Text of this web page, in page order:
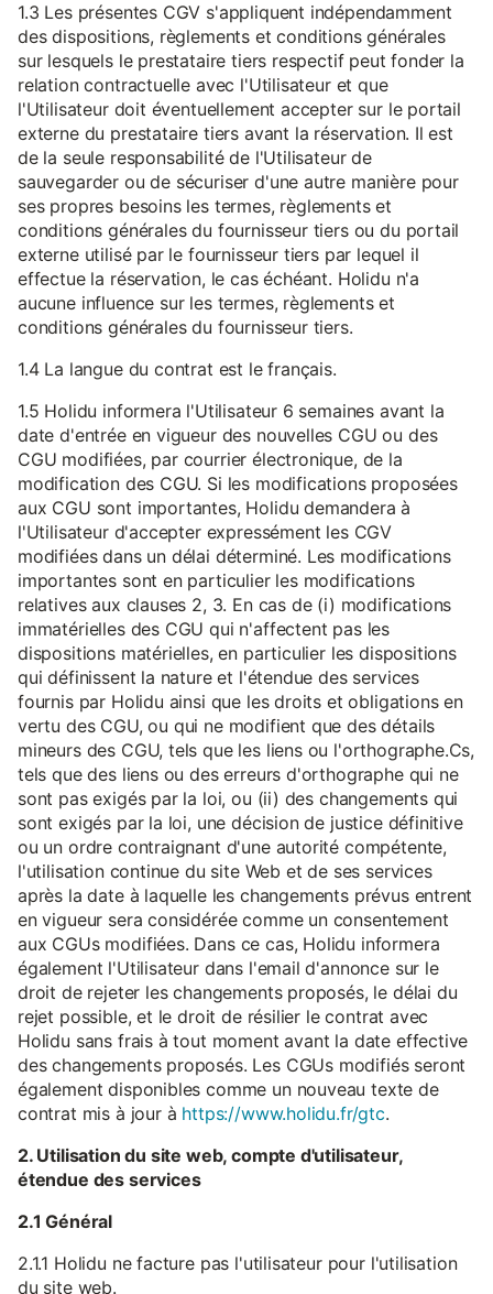
1.3 Les présentes CGV s'appliquent indépendamment
des dispositions, règlements et conditions générales
sur lesquels le prestataire tiers respectif peut fonder la
relation contractuelle avec l'Utilisateur et que
l'Utilisateur doit éventuellement accepter sur le portail
externe du prestataire tiers avant la réservation. Il est
de la seule responsabilité de l'Utilisateur de
sauvegarder ou de sécuriser d'une autre manière pour
ses propres besoins les termes, règlements et
conditions générales du fournisseur tiers ou du portail
externe utilisé par le fournisseur tiers par lequel il
effectue la réservation, le cas échéant. Holidu n'a
aucune influence sur les termes, règlements et
conditions générales du fournisseur tiers.
1.4 La langue du contrat est le français.
1.5 Holidu informera l'Utilisateur 6 semaines avant la
date d'entrée en vigueur des nouvelles CGU ou des
CGU modifiées, par courrier électronique, de la
modification des CGU. Si les modifications proposées
aux CGU sont importantes, Holidu demandera à
l'Utilisateur d'accepter expressément les CGV
modifiées dans un délai déterminé. Les modifications
importantes sont en particulier les modifications
relatives aux clauses 2, 3. En cas de (i) modifications
immatérielles des CGU qui n'affectent pas les
dispositions matérielles, en particulier les dispositions
qui définissent la nature et l'étendue des services
fournis par Holidu ainsi que les droits et obligations en
vertu des CGU, ou qui ne modifient que des détails
mineurs des CGU, tels que les liens ou l'orthographe.Cs,
tels que des liens ou des erreurs d'orthographe qui ne
sont pas exigés par la loi, ou (ii) des changements qui
sont exigés par la loi, une décision de justice définitive
ou un ordre contraignant d'une autorité compétente,
l'utilisation continue du site Web et de ses services
après la date à laquelle les changements prévus entrent
en vigueur sera considérée comme un consentement
aux CGUs modifiées. Dans ce cas, Holidu informera
également l'Utilisateur dans l'email d'annonce sur le
droit de rejeter les changements proposés, le délai du
rejet possible, et le droit de résilier le contrat avec
Holidu sans frais à tout moment avant la date effective
des changements proposés. Les CGUs modifiés seront
également disponibles comme un nouveau texte de
contrat mis à jour à https://www.holidu.fr/gtc.
2. Utilisation du site web, compte d'utilisateur,
étendue des services
2.1 Général
2.1.1 Holidu ne facture pas l'utilisateur pour l'utilisation
du site web.